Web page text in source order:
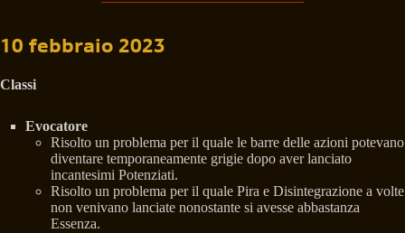
10 febbraio 2023
Classi
Evocatore
Risolto un problema per il quale le barre delle azioni potevano
diventare temporaneamente grigie dopo aver lanciato
incantesimi Potenziati.
Risolto un problema per il quale Pira e Disintegrazione a volte
non venivano lanciate nonostante si avesse abbastanza
Essenza.